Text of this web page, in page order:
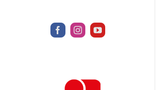
FacebookInstagramYouTube